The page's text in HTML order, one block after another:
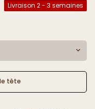
Livraison 2 - 3 semaines
tête